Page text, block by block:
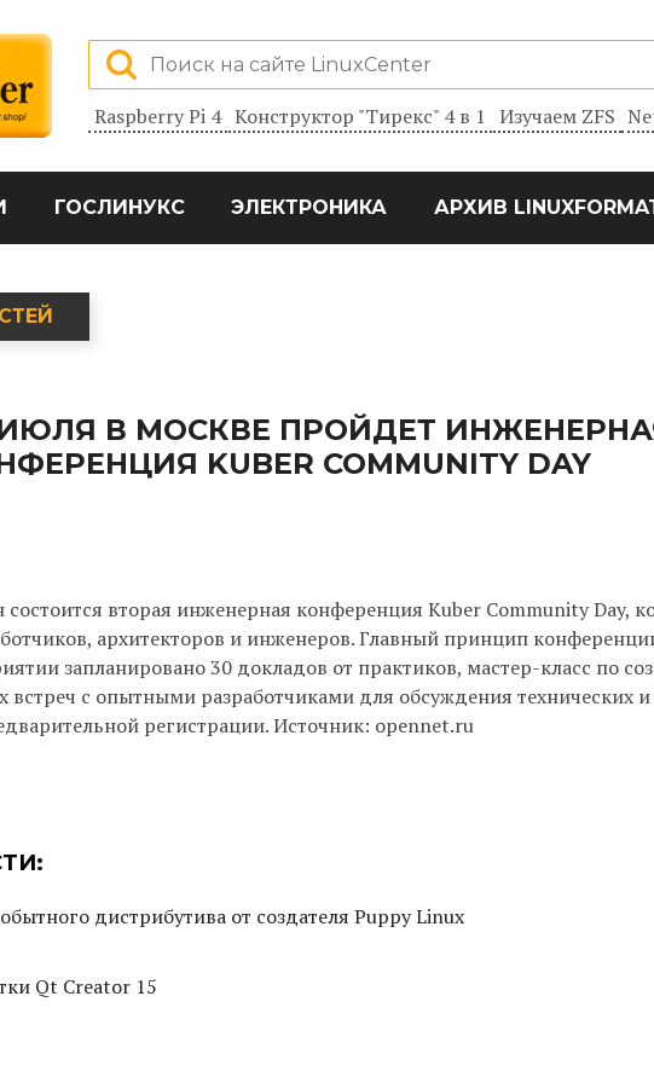
Raspberry Pi 4 Конструктор "Тирекс" 4 в 1 Изучаем ZFS
ГОСЛИНУКС ЭЛЕКТРОНИКА АРХИВ
В МОСКВЕ ПРОЙДЕТ
KUBER COMMUNITY DAY
вторая инженерная конференция Kuber Community Day,
архитекторов и инженеров. Главный принцип
запланировано 30 докладов от практиков, мастер-класс по
встреч с опытными разработчиками для обсуждения технических
регистрации. Источник: opennet.ru
дистрибутива от создателя Puppy Linux
Qt Creator 15